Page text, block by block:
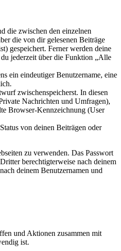
die zwischen den einzelnen
die von dir gelesenen Beiträge
gespeichert. Ferner werden deine
jederzeit über die Funktion „Alle
ein eindeutiger Benutzername, eine
zwischenspeicherst. In diesen
Nachrichten und Umfragen),
Browser-Kennzeichnung (User
von deinen Beiträgen oder
zu verwenden. Das Passwort
berechtigterweise nach deinem
deinem Benutzernamen und
und Aktionen zusammen mit
ist.